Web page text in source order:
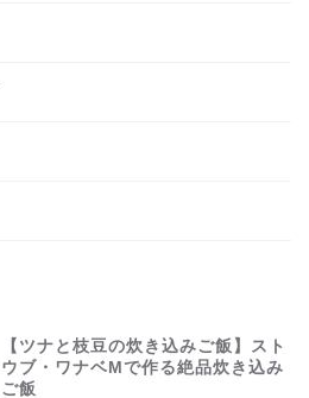
【ツナと枝豆の炊き込みご飯】スト
ウブ・ワナベMで作る絶品炊き込み
ご飯